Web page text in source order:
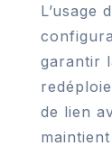
L’usage
garantir
de lien